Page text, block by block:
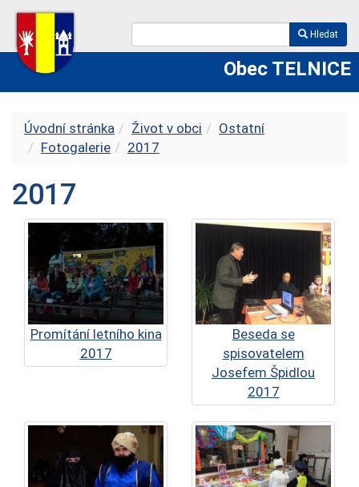
Hledat
Obec TELNICE
Úvodní stránka Život v obci
Ostatní
Fotogalerie
2017
2017
Promítání letního kina
2017
Beseda se
spisovatelem
Josefem Špidlou
2017